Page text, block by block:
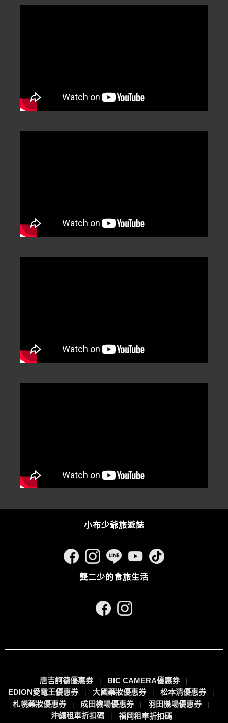
小布少爺旅遊誌
龔二少的食旅生活
唐吉訶德優惠券
BIC CAMERA優惠券
EDION愛電王優惠券
大國藥妝優惠券
松本清優惠券
札幌藥妝優惠券
成田機場優惠券
羽田機場優惠券
沖繩租車折扣碼
福岡租車折扣碼